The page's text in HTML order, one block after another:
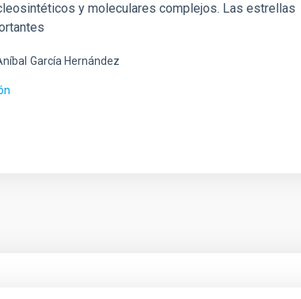
y moleculares complejos. Las estrellas
García Hernández